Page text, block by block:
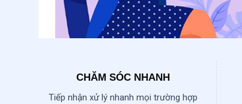
CHĂM SÓC NHANH
Tiếp nhận xử lý nhanh mọi trường hợp